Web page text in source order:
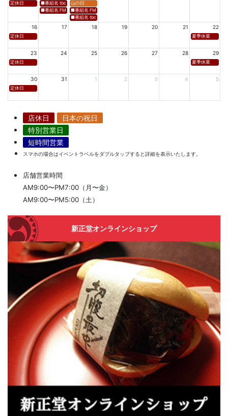
定休日 ■番組名 tbcラジオ「en∞Voyage(エン・ボヤージュ)」 ■放送日時 https://www.tbc-
山の日
■番組名 FM秋田「mix」 ■放送日時 https://www.fm-akita.co.jp/program/ ※黒沢 薫、安岡
■番組名 FM山形「WAVE4yamagata EXCEED」 ■放送日時 https://
■番組名 tbc東北放送「ウォッチン！みやぎ」 ■放送日時 https://www.tbc-
16 17 18 19 20 21 22
定休日 夏季休業
23 24 25 26 27 28 29
定休日 夏季休業
30 31 1 2 3 4 5
定休日
店休日
日本の祝日
特別営業日
短時間営業
スマホの場合はイベントラベルをダブルタップすると詳細を表示いたします。
店舗営業時間
AM9:00〜PM7:00（月〜金）
AM9:00〜PM5:00（土）
新正堂オンラインショップ